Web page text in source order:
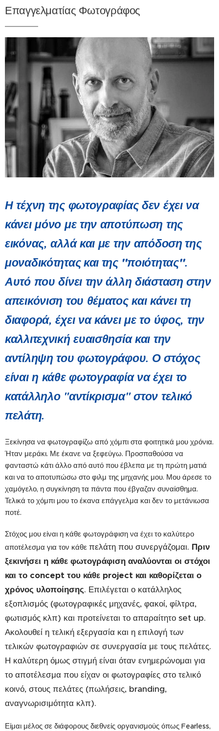
Επαγγελματίας Φωτογράφος
Η τέχνη της φωτογραφίας δεν έχει να
κάνει μόνο με την αποτύπωση της
εικόνας, αλλά και με την απόδοση της
μοναδικότητας και της "ποιότητας".
Αυτό που δίνει την άλλη διάσταση στην
απεικόνιση του θέματος και κάνει τη
διαφορά, έχει να κάνει με το ύφος, την
καλλιτεχνική ευαισθησία και την
αντίληψη του φωτογράφου. Ο στόχος
είναι η κάθε φωτογραφία να έχει το
κατάλληλο "αντίκρισμα" στον τελικό
πελάτη.
Ξεκίνησα να φωτογραφίζω από χόμπι στα φοιτητικά μου χρόνια.
Ήταν μεράκι. Με έκανε να ξεφεύγω. Προσπαθούσα να
φανταστώ κάτι άλλο από αυτό που έβλεπα με τη πρώτη ματιά
και να το αποτυπώσω στο φιλμ της μηχανής μου. Μου άρεσε το
χαμόγελο, η συγκίνηση τα πάντα που έβγαζαν συναίσθημα.
Τελικά το χόμπι μου το έκανα επάγγελμα και δεν το μετάνιωσα
ποτέ.
Στόχος μου είναι η κάθε φωτογράφιση να έχει το καλύτερο
αποτέλεσμα για τον κάθε πελάτη που συνεργάζομαι. Πριν
ξεκινήσει η κάθε φωτογράφιση αναλύονται οι στόχοι
και το concept του κάθε project και καθορίζεται ο
χρόνος υλοποίησης. Επιλέγεται ο κατάλληλος
εξοπλισμός (φωτογραφικές μηχανές, φακοί, φίλτρα,
φωτισμός κλπ) και προτείνεται το απαραίτητο set up.
Ακολουθεί η τελική εξεργασία και η επιλογή των
τελικών φωτογραφιών σε συνεργασία με τους πελάτες.
Η καλύτερη όμως στιγμή είναι όταν ενημερώνομαι για
το αποτέλεσμα που είχαν οι φωτογραφίες στο τελικό
κοινό, στους πελάτες (πωλήσεις, branding,
αναγνωρισιμότητα κλπ).
Είμαι μέλος σε διάφορους διεθνείς οργανισμούς όπως Fearless,